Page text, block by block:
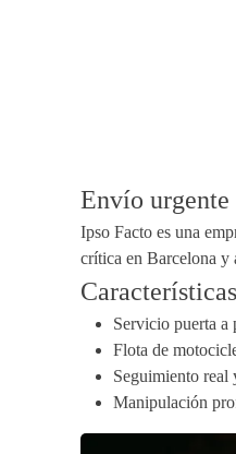
Envío urgente
Ipso Facto es una
crítica en Barcelona y
Servicio puerta a
Flota de
Seguimiento real
Manipulación